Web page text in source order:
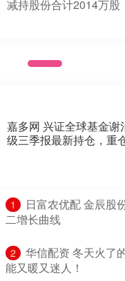
减持股份合计2014万股
嘉多网 兴证全球基金谢
级三季报最新持仓，重
1
日富农优配 金辰股
二增长曲线
2
华信配资 冬天火了
能又暖又迷人！